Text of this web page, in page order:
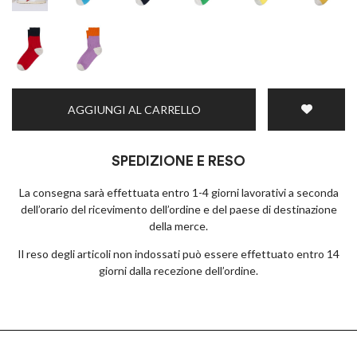
AGGIUNGI AL CARRELLO
SPEDIZIONE E RESO
La consegna sarà effettuata entro 1-4 giorni lavorativi a seconda
dell’orario del ricevimento dell’ordine e del paese di destinazione
della merce.
Il reso degli articoli non indossati può essere effettuato entro 14
giorni dalla recezione dell’ordine.